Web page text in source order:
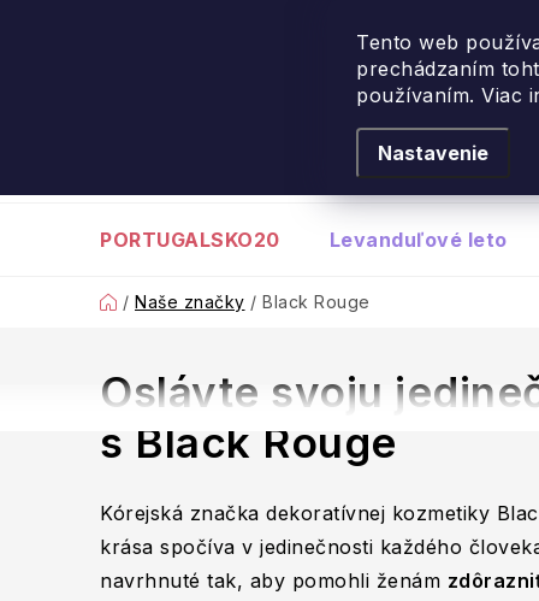
Návšteva Portugalska:
Tento web
prechádzaním
používaním. Viac
Nastavenie
PORTUGALSKO20 Levanduľové leto
Domov
/ Naše značky / Black Rouge
Oslávte svoju
s Black Rouge
Kórejská značka dekoratívnej kozmetiky
krása spočíva v jedinečnosti každého
navrhnuté tak, aby pomohli ženám